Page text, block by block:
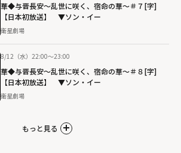
華◆与晋長安～乱世に咲く、宿命の華～＃７[字]
【日本初放送】 ▼ソン・イー
衛星劇場
8/12（水）22:00～23:00
華◆与晋長安～乱世に咲く、宿命の華～＃８[字]
【日本初放送】 ▼ソン・イー
衛星劇場
もっと見る